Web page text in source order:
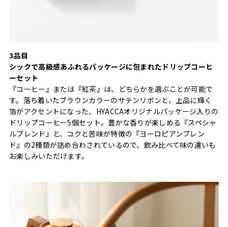
3品目
シックで高級感あふれるパッケージに包まれたドリップコーヒ
ーセット
『コーヒー』または『紅茶』は、どちらかを選ぶことが可能で
す。落ち着いたブラウンカラーのサテンリボンと、上品に輝く
箔がアクセントになった、HYACCAオリジナルパッケージ入りの
ドリップコーヒー5個セット。豊かな香りが楽しめる『スペシャ
ルブレンド』と、コクと苦味が特徴の『ヨーロピアンブレン
ド』の2種類が詰め合わされているので、飲み比べて味の違いも
お楽しみいただけます。